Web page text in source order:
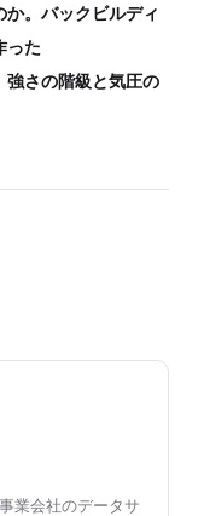
。バックビルディ
った
強さの階級と気圧の
業会社のデータサ